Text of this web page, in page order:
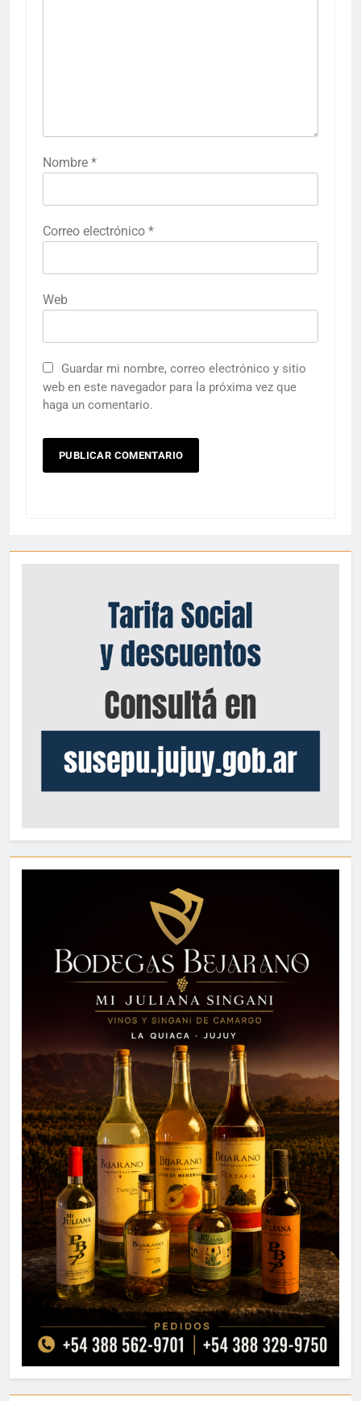
Nombre *
Correo electrónico *
Web
Guardar mi nombre, correo electrónico y sitio
web en este navegador para la próxima vez que
haga un comentario.